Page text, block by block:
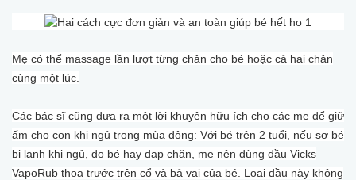
Mẹ có thể massage lần lượt từng chân cho bé hoặc cả hai chân
cùng một lúc.
Các bác sĩ cũng đưa ra một lời khuyên hữu ích cho các mẹ để giữ
ấm cho con khi ngủ trong mùa đông: Với bé trên 2 tuổi, nếu sợ bé
bị lạnh khi ngủ, do bé hay đạp chăn, mẹ nên dùng dầu Vicks
VapoRub thoa trước trên cổ và bả vai của bé. Loại dầu này không